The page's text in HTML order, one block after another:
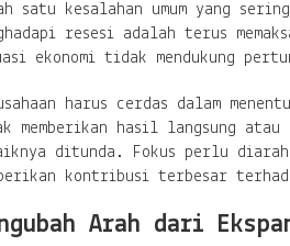
satu kesalahan umum yang
resesi adalah terus
ekonomi tidak mendukung
harus cerdas dalam
memberikan hasil langsung
ditunda. Fokus perlu
kontribusi terbesar
Arah dari